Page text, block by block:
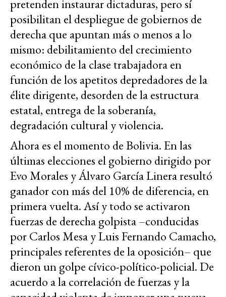
pretenden instaurar dictaduras, pero sí
posibilitan el despliegue de gobiernos de
derecha que apuntan más o menos a lo
mismo: debilitamiento del crecimiento
económico de la clase trabajadora en
función de los apetitos depredadores de la
élite dirigente, desorden de la estructura
estatal, entrega de la soberanía,
degradación cultural y violencia.
Ahora es el momento de Bolivia. En las
últimas elecciones el gobierno dirigido por
Evo Morales y Álvaro García Linera resultó
ganador con más del 10% de diferencia, en
primera vuelta. Así y todo se activaron
fuerzas de derecha golpista –conducidas
por Carlos Mesa y Luis Fernando Camacho,
principales referentes de la oposición– que
dieron un golpe cívico-político-policial. De
acuerdo a la correlación de fuerzas y la